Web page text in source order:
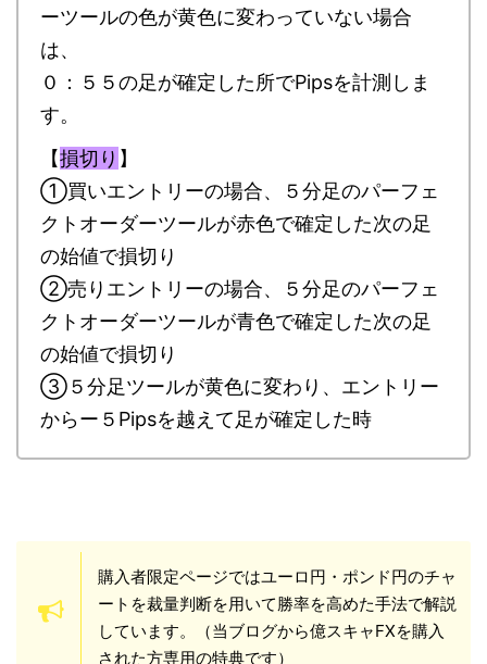
ーツールの色が黄色に変わっていない場合
は、
０：５５の足が確定した所でPipsを計測しま
す。
【損切り 】
①買いエントリーの場合、５分足のパーフェ
クトオーダーツールが赤色で確定した次の足
の始値で損切り
②売りエントリーの場合、５分足のパーフェ
クトオーダーツールが青色で確定した次の足
の始値で損切り
③５分足ツールが黄色に変わり、エントリー
からー５Pipsを越えて足が確定した時
購入者限定ページではユーロ円・ポンド円のチャ
ートを裁量判断を用いて勝率を高めた手法で解説
しています。（当ブログから億スキャFXを購入
された方専用の特典です）